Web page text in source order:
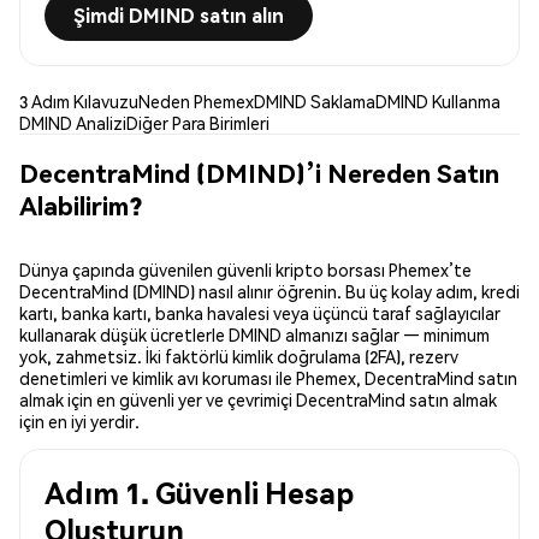
Şimdi DMIND satın alın
3 Adım KılavuzuNeden PhemexDMIND SaklamaDMIND Kullanma
DMIND AnaliziDiğer Para Birimleri
DecentraMind (DMIND)’i Nereden Satın
Alabilirim?
Dünya çapında güvenilen güvenli kripto borsası Phemex’te
DecentraMind (DMIND) nasıl alınır öğrenin. Bu üç kolay adım, kredi
kartı, banka kartı, banka havalesi veya üçüncü taraf sağlayıcılar
kullanarak düşük ücretlerle DMIND almanızı sağlar — minimum
yok, zahmetsiz. İki faktörlü kimlik doğrulama (2FA), rezerv
denetimleri ve kimlik avı koruması ile Phemex, DecentraMind satın
almak için en güvenli yer ve çevrimiçi DecentraMind satın almak
için en iyi yerdir.
Adım 1. Güvenli Hesap
Oluşturun